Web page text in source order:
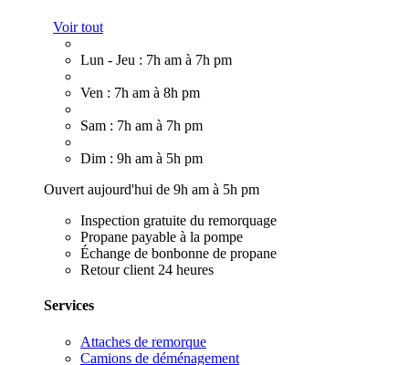
Voir tout
Lun - Jeu : 7h am à 7h pm
Ven : 7h am à 8h pm
Sam : 7h am à 7h pm
Dim : 9h am à 5h pm
Ouvert aujourd'hui de 9h am à 5h pm
Inspection gratuite du remorquage
Propane payable à la pompe
Échange de bonbonne de propane
Retour client 24 heures
Services
Attaches de remorque
Camions de déménagement